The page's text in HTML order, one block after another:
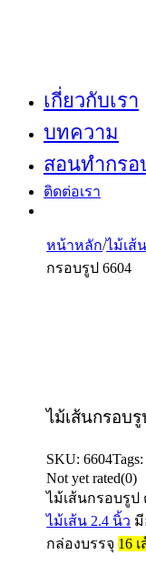
เกี่ยวกับเรา
บทความ
สอนทำกรอ
ติดต่อเรา
หน้าหลัก/ไม้เส้
กรอบรูป 6604
ไม้เส้นกรอบรู
SKU:6604Tags:
Not yet rated(0)
ไม้เส้นกรอบรูป
ไม้เส้น 2.4 นิ้ว มี
กล่องบรรจุ 16